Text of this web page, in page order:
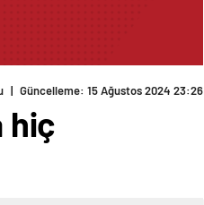
| Güncelleme: 15 Ağustos 2024 23:26
hiç